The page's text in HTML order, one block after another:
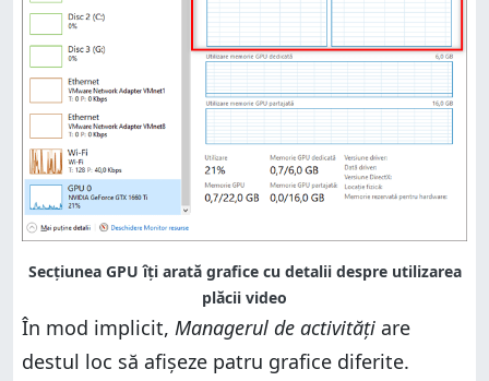
Secțiunea GPU îți arată grafice cu detalii despre utilizarea
plăcii video
În mod implicit, Managerul de activități are
destul loc să afișeze patru grafice diferite.